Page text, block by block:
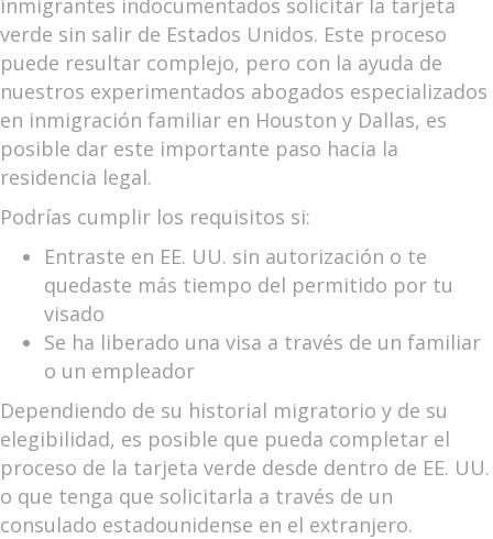
verde sin salir de Estados Unidos. Este proceso
puede resultar complejo, pero con la ayuda de
nuestros experimentados abogados especializados
en inmigración familiar en Houston y Dallas, es
posible dar este importante paso hacia la
residencia legal.
Podrías cumplir los requisitos si:
Entraste en EE. UU. sin autorización o te
quedaste más tiempo del permitido por tu
visado
Se ha liberado una visa a través de un familiar
o un empleador
Dependiendo de su historial migratorio y de su
elegibilidad, es posible que pueda completar el
proceso de la tarjeta verde desde dentro de EE. UU.
o que tenga que solicitarla a través de un
consulado estadounidense en el extranjero.